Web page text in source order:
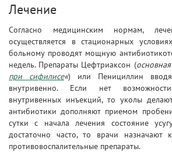
Лечение
Согласно медицинским нормам,
осуществляется в стационарных
больному проводят мощную
недель. Препараты Цефтриаксон (основная
при сифилисе«) или Пенициллин
внутривенно. Если нет
внутривенных инъекций, то уколы
антибиотики дополняют приемом
сутки с начала лечения состояние
достаточно часто, то врачи назначают
противовоспалительные препараты.